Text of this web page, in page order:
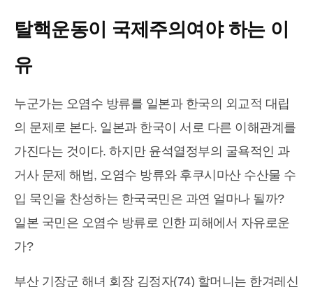
탈핵운동이 국제주의여야 하는 이
유
누군가는 오염수 방류를 일본과 한국의 외교적 대립
의 문제로 본다. 일본과 한국이 서로 다른 이해관계를
가진다는 것이다. 하지만 윤석열정부의 굴욕적인 과
거사 문제 해법, 오염수 방류와 후쿠시마산 수산물 수
입 묵인을 찬성하는 한국국민은 과연 얼마나 될까?
일본 국민은 오염수 방류로 인한 피해에서 자유로운
가?
부산 기장군 해녀 회장 김정자(74) 할머니는 한겨레신